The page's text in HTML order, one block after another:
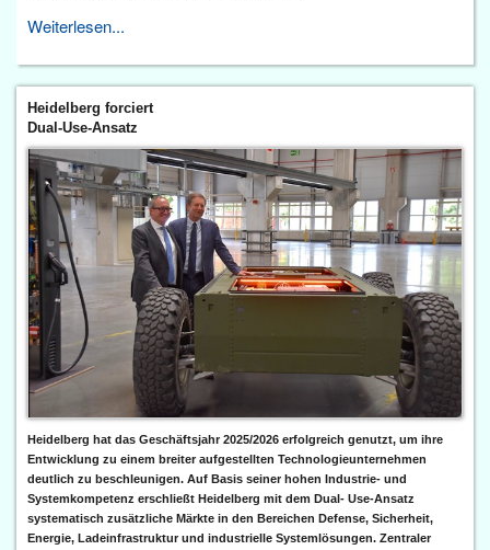
Weiterlesen...
Heidelberg forciert
Dual-Use-Ansatz
Heidelberg hat das Geschäftsjahr 2025/2026 erfolgreich genutzt, um ihre
Entwicklung zu einem breiter aufgestellten Technologieunternehmen
deutlich zu beschleunigen. Auf Basis seiner hohen Industrie- und
Systemkompetenz erschließt Heidelberg mit dem Dual- Use-Ansatz
systematisch zusätzliche Märkte in den Bereichen Defense, Sicherheit,
Energie, Ladeinfrastruktur und industrielle Systemlösungen. Zentraler